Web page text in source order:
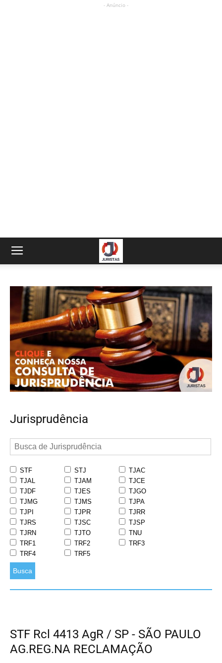
- Anúncio -
Jurisprudência
STF STJ
TJAC
TJAL
TJAM
TJCE
TJDF
TJES
TJGO
TJMG
TJMS
TJPA
TJPI
TJPR
TJRR
TJRS
TJSC
TJSP
TJRN
TJTO
TNU
TRF1
TRF2
TRF3
TRF4
TRF5
Busca
STF Rcl 4413 AgR / SP - SÃO PAULO
AG.REG.NA RECLAMAÇÃO